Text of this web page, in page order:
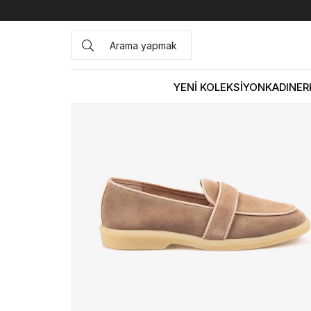
YENİ KOLEKSİYONKADIN
Anasayfa KADIN AYAKKABI Loafer Kemal Tanca